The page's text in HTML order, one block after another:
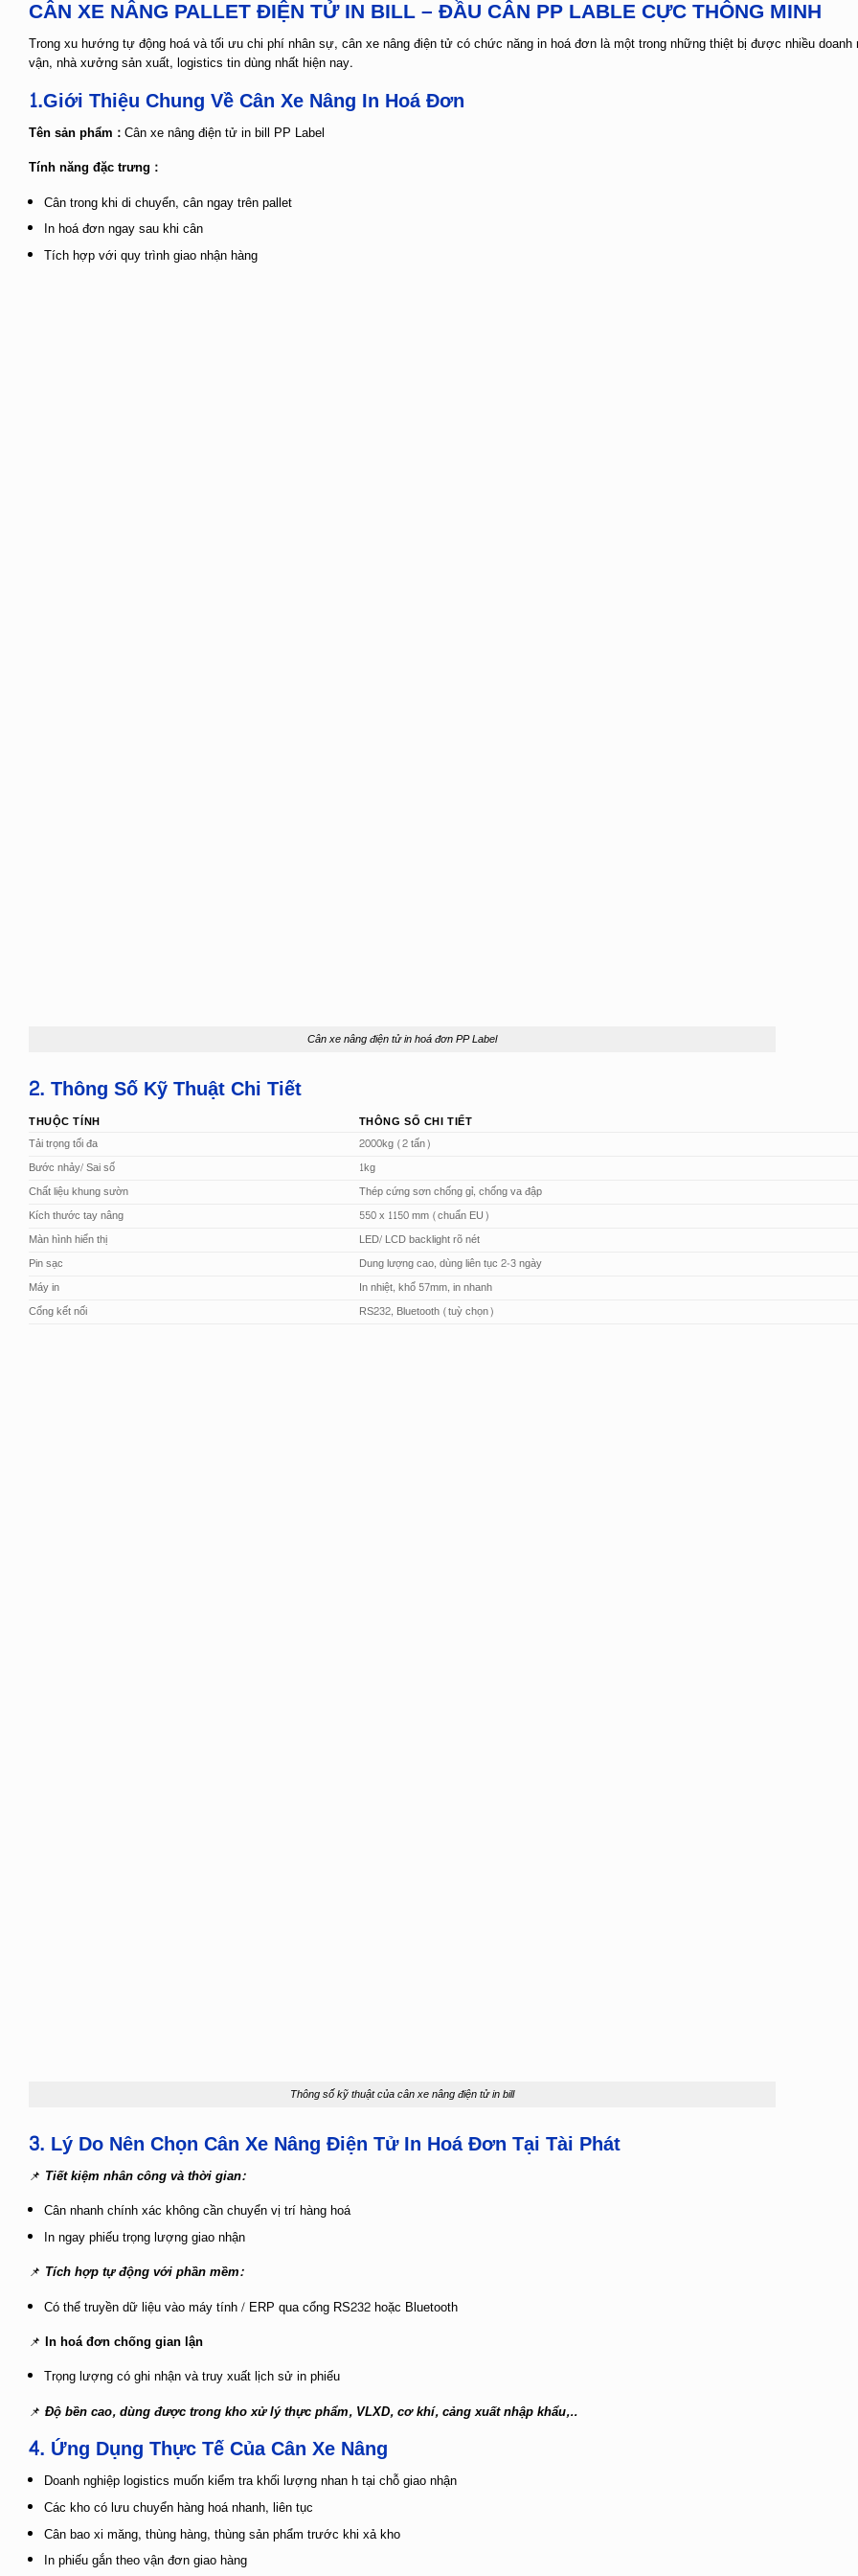
CÂN XE NÂNG PALLET ĐIỆN TỬ IN BILL – ĐẦU CÂN PP LABLE CỰC THÔNG MINH
Trong xu hướng tự động hoá và tối ưu chi phí nhân sự, cân xe nâng điện tử có chức năng in hoá đơn là một trong những thiệt bị được nhiều doanh
vận, nhà xưởng sản xuất, logistics tin dùng nhất hiện nay.
1.Giới Thiệu Chung Về Cân Xe Nâng In Hoá Đơn
Tên sản phẩm :Cân xe nâng điện tử in bill PP Label
Tính năng đặc trưng :
Cân trong khi di chuyển, cân ngay trên pallet
In hoá đơn ngay sau khi cân
Tích hợp với quy trình giao nhận hàng
Cân xe nâng điện tử in hoá đơn PP Label
2. Thông Số Kỹ Thuật Chi Tiết
THUỘC TÍNH
THÔNG SỐ CHI TIẾT
Tải trọng tối đa
2000kg (2 tấn)
Bước nhảy/ Sai số
1kg
Chất liệu khung sườn
Thép cứng sơn chống gỉ, chống va đập
Kích thước tay nâng
550 x 1150 mm (chuẩn EU)
Màn hình hiển thị
LED/ LCD backlight rõ nét
Pin sạc
Dung lượng cao, dùng liên tục 2-3 ngày
Máy in
In nhiệt, khổ 57mm, in nhanh
Cổng kết nối
RS232, Bluetooth (tuỳ chọn)
Thông số kỹ thuật của cân xe nâng điện tử in bill
3. Lý Do Nên Chọn Cân Xe Nâng Điện Tử In Hoá Đơn Tại Tài Phát
📌 Tiết kiệm nhân công và thời gian:
Cân nhanh chính xác không cần chuyển vị trí hàng hoá
In ngay phiếu trọng lượng giao nhận
📌 Tích hợp tự động với phần mềm:
Có thể truyền dữ liệu vào máy tính / ERP qua cổng RS232 hoặc Bluetooth
📌 In hoá đơn chống gian lận
Trọng lượng có ghi nhận và truy xuất lịch sử in phiếu
📌 Độ bền cao, dùng được trong kho xử lý thực phẩm, VLXD, cơ khí, cảng xuất nhập khẩu,..
4. Ứng Dụng Thực Tế Của Cân Xe Nâng
Doanh nghiệp logistics muốn kiểm tra khối lượng nhan h tại chỗ giao nhận
Các kho có lưu chuyển hàng hoá nhanh, liên tục
Cân bao xi măng, thùng hàng, thùng sản phẩm trước khi xả kho
In phiếu gắn theo vận đơn giao hàng